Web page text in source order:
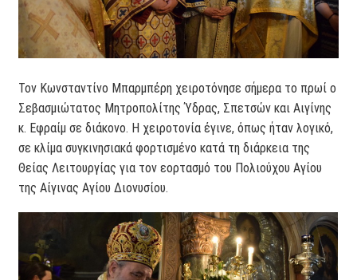
Τον Κωνσταντίνο Μπαρμπέρη χειροτόνησε σήμερα το πρωί ο
Σεβασμιώτατος Μητροπολίτης Ύδρας, Σπετσών και Αιγίνης
κ. Εφραίμ σε διάκονο. Η χειροτονία έγινε, όπως ήταν λογικό,
σε κλίμα συγκινησιακά φορτισμένο κατά τη διάρκεια της
Θείας Λειτουργίας για τον εορτασμό του Πολιούχου Αγίου
της Αίγινας Αγίου Διονυσίου.